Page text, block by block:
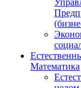
Математика